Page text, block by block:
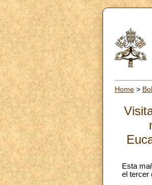
Home >
Esta
el tercer